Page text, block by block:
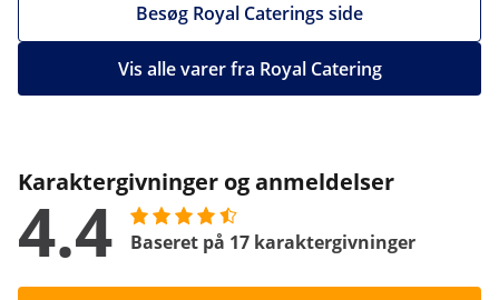
Besøg Royal Caterings side
Vis alle varer fra Royal Catering
Karaktergivninger og anmeldelser
4.4 Baseret på 17 karaktergivninger